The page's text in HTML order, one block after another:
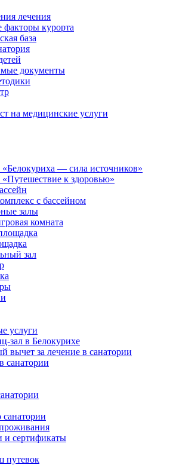
лечения
факторы курорта
база
документы
на медицинские услуги
«Белокуриха — сила источников»
«Путешествие к здоровью»
с бассейном
залы
комната
зал
услуги
зал в Белокурихе
вычет за лечение в санатории
санатории
и сертификаты
путевок